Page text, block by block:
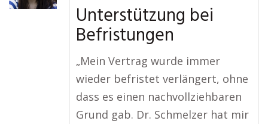
Unterstützung bei
Befristungen
„Mein Vertrag wurde immer
wieder befristet verlängert, ohne
dass es einen nachvollziehbaren
Grund gab. Dr. Schmelzer hat mir